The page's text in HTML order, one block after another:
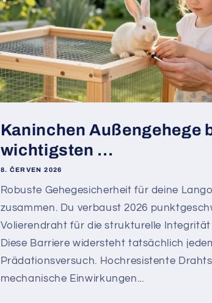
Kaninchen Außengehege
wichtigsten ...
8. ČERVEN 2026
Robuste Gehegesicherheit für deine
zusammen. Du verbaust 2026
Volierendraht für die strukturelle Integrität
Diese Barriere widersteht tatsächlich
Prädationsversuch. Hochresistente
mechanische Einwirkungen...